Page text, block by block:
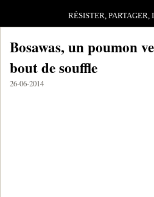
RÉSISTER, PARTAGER,
Bosawas, un poumon
bout de souffle
26-06-2014